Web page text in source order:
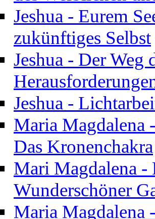
Jeshua - Eurem
zukünftiges Selbst
Jeshua - Der Weg
Jeshua -
Maria Magdalena
Das Kronenchakra
Mari Magdalena -
Wunderschöner
Maria Magdalena